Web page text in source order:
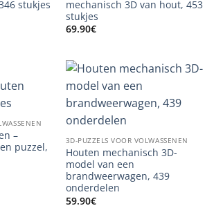
stukjes
mechanisch 3D van hout, 453
stukjes
69.90€
–
puzzel,
3D-PUZZELS VOOR VOLWASSENEN
Houten mechanisch 3D-
model van een
brandweerwagen, 439
onderdelen
59.90€